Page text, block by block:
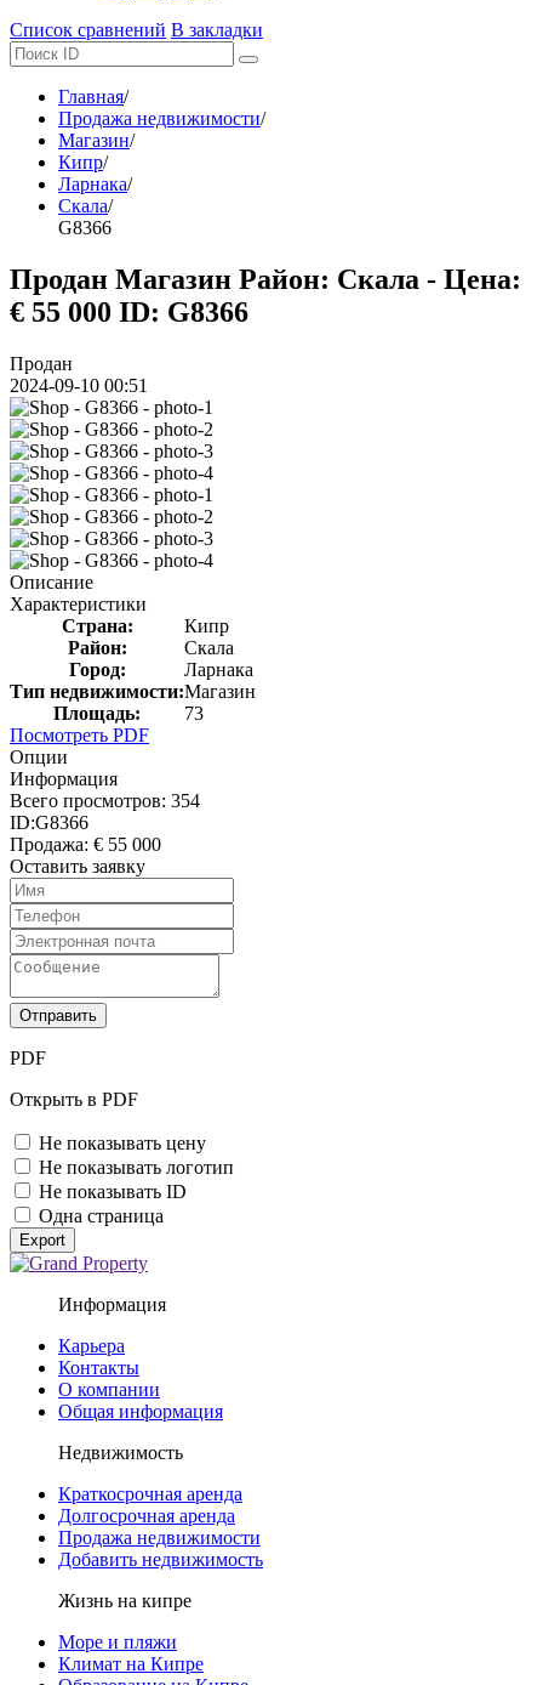
Список сравнений В закладки
Главная/
Продажа недвижимости/
Магазин/
Кипр/
Ларнака/
Скала/
G8366
Продан Магазин Район: Скала - Цена:
€ 55 000 ID: G8366
Продан
2024-09-10 00:51
Описание
Характеристики
Страна:
Кипр
Район:
Скала
Город:
Ларнака
Тип недвижимости:Магазин
Площадь:
73
Посмотреть PDF
Опции
Информация
Всего просмотров: 354
ID:G8366
Продажа: € 55 000
Оставить заявку
Отправить
PDF
Открыть в PDF
Не показывать цену
Не показывать логотип
Не показывать ID
Одна страница
Export
Информация
Карьера
Контакты
О компании
Общая информация
Недвижимость
Краткосрочная аренда
Долгосрочная аренда
Продажа недвижимости
Добавить недвижимость
Жизнь на кипре
Море и пляжи
Климат на Кипре